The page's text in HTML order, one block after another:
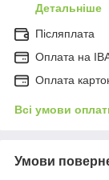
Детальніше
Післяплата
Оплата на
Оплата
Всі умови
Умови